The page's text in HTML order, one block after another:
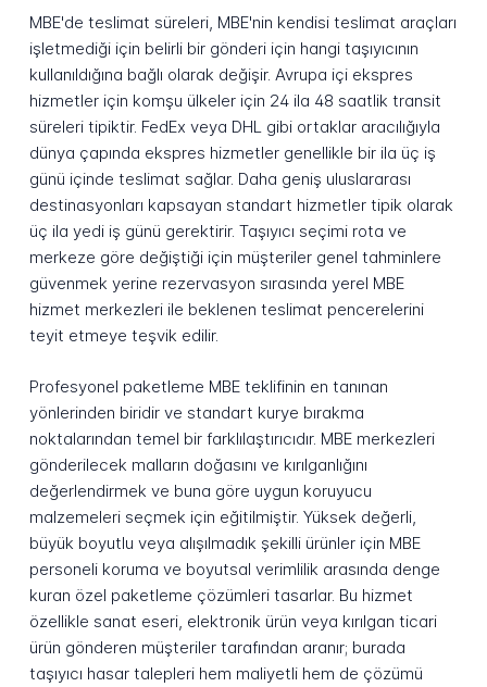
MBE'de teslimat süreleri, MBE'nin kendisi teslimat araçları
işletmediği için belirli bir gönderi için hangi taşıyıcının
kullanıldığına bağlı olarak değişir. Avrupa içi ekspres
hizmetler için komşu ülkeler için 24 ila 48 saatlik transit
süreleri tipiktir. FedEx veya DHL gibi ortaklar aracılığıyla
dünya çapında ekspres hizmetler genellikle bir ila üç iş
günü içinde teslimat sağlar. Daha geniş uluslararası
destinasyonları kapsayan standart hizmetler tipik olarak
üç ila yedi iş günü gerektirir. Taşıyıcı seçimi rota ve
merkeze göre değiştiği için müşteriler genel tahminlere
güvenmek yerine rezervasyon sırasında yerel MBE
hizmet merkezleri ile beklenen teslimat pencerelerini
teyit etmeye teşvik edilir.
Profesyonel paketleme MBE teklifinin en tanınan
yönlerinden biridir ve standart kurye bırakma
noktalarından temel bir farklılaştırıcıdır. MBE merkezleri
gönderilecek malların doğasını ve kırılganlığını
değerlendirmek ve buna göre uygun koruyucu
malzemeleri seçmek için eğitilmiştir. Yüksek değerli,
büyük boyutlu veya alışılmadık şekilli ürünler için MBE
personeli koruma ve boyutsal verimlilik arasında denge
kuran özel paketleme çözümleri tasarlar. Bu hizmet
özellikle sanat eseri, elektronik ürün veya kırılgan ticari
ürün gönderen müşteriler tarafından aranır; burada
taşıyıcı hasar talepleri hem maliyetli hem de çözümü